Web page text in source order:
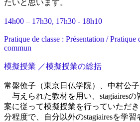
たいと思います。
14h00 – 17h30, 17h30 - 18h10
Pratique de classe : Présentation / Pratique
commun
模擬授業 ／模擬授業の総括
常盤僚子（東京日仏学院）、中村公子
与えられた教材を用い、stagiairesの
案に従って模擬授業を行っていただ
分程度で、自分以外のstagiairesを学